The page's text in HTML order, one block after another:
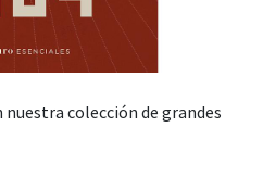
colección de grandes